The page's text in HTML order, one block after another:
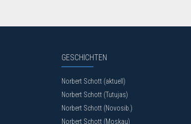
GESCHICHTEN
Norbert Schott (aktuell)
Norbert Schott (Tutujas)
Norbert Schott (Novosib.)
Norbert Schott (Moskau)